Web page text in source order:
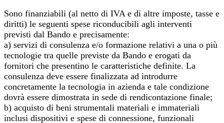
Sono finanziabili (al netto di IVA e di altre imposte, tasse e
diritti) le seguenti spese riconducibili agli interventi
previsti dal Bando e precisamente:
a) servizi di consulenza e/o formazione relativi a una o più
tecnologie tra quelle previste da Bando e erogati da
fornitori che presentino le caratteristiche definite. La
consulenza deve essere finalizzata ad introdurre
concretamente la tecnologia in azienda e tale condizione
dovrà essere dimostrata in sede di rendicontazione finale;
b) acquisto di beni strumentali materiali e immateriali
inclusi dispositivi e spese di connessione, funzionali